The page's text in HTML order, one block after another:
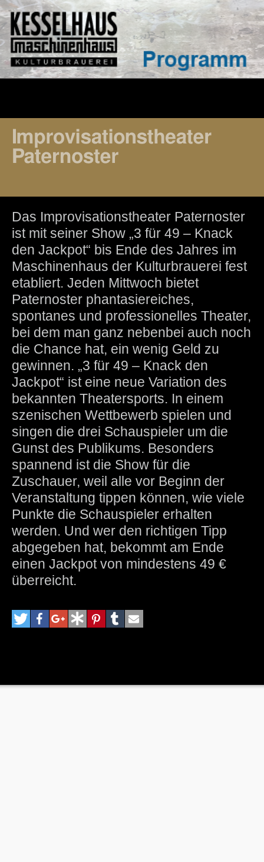
Das Improvisationstheater Paternoster
ist mit seiner Show „3 für 49 – Knack
den Jackpot“ bis Ende des Jahres im
Maschinenhaus der Kulturbrauerei fest
etabliert. Jeden Mittwoch bietet
Paternoster phantasiereiches,
spontanes und professionelles Theater,
bei dem man ganz nebenbei auch noch
die Chance hat, ein wenig Geld zu
gewinnen. „3 für 49 – Knack den
Jackpot“ ist eine neue Variation des
bekannten Theatersports. In einem
szenischen Wettbewerb spielen und
singen die drei Schauspieler um die
Gunst des Publikums. Besonders
spannend ist die Show für die
Zuschauer, weil alle vor Beginn der
Veranstaltung tippen können, wie viele
Punkte die Schauspieler erhalten
werden. Und wer den richtigen Tipp
abgegeben hat, bekommt am Ende
einen Jackpot von mindestens 49 €
überreicht.